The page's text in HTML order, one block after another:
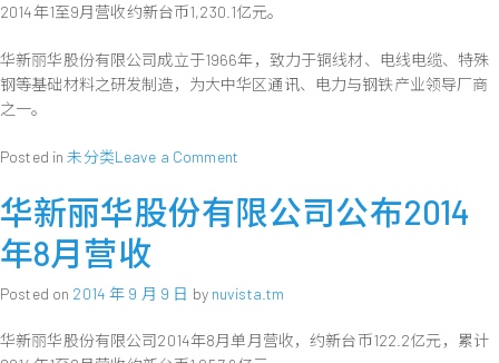
三
度
前
财
报
告
纯
0.59
2014年1至9月营收约新台币1,230.1亿元。
华新丽华股份有限公司成立于1966年，致力于铜线材、电线电缆、特殊
钢等基础材料之研发制造，为大中华区通讯、电力与钢铁产业领导厂商
之一。
Posted in未分类Leave a Commenton
新
丽
份
限
华新丽华股份有限公司公布2014
年8月营收
Posted on 2014 年 9 月 9 日 by nuvista.tm
华新丽华股份有限公司2014年8月单月营收，约新台币122.2亿元，累计